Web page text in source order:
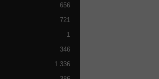
656
721
1
346
1.336